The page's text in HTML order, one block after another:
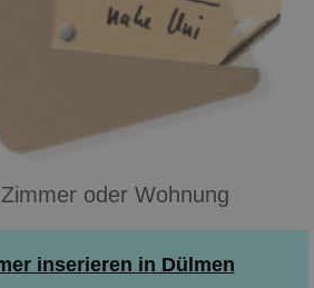
oder Wohnung
inserieren in Dülmen